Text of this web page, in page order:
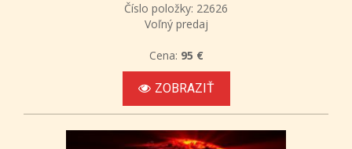
Číslo položky: 22626
Voľný predaj
Cena: 95 €
ZOBRAZIŤ